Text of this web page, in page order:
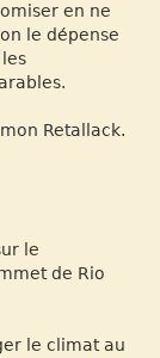
en ne
le dépense
Retallack.
le
de Rio
le climat au